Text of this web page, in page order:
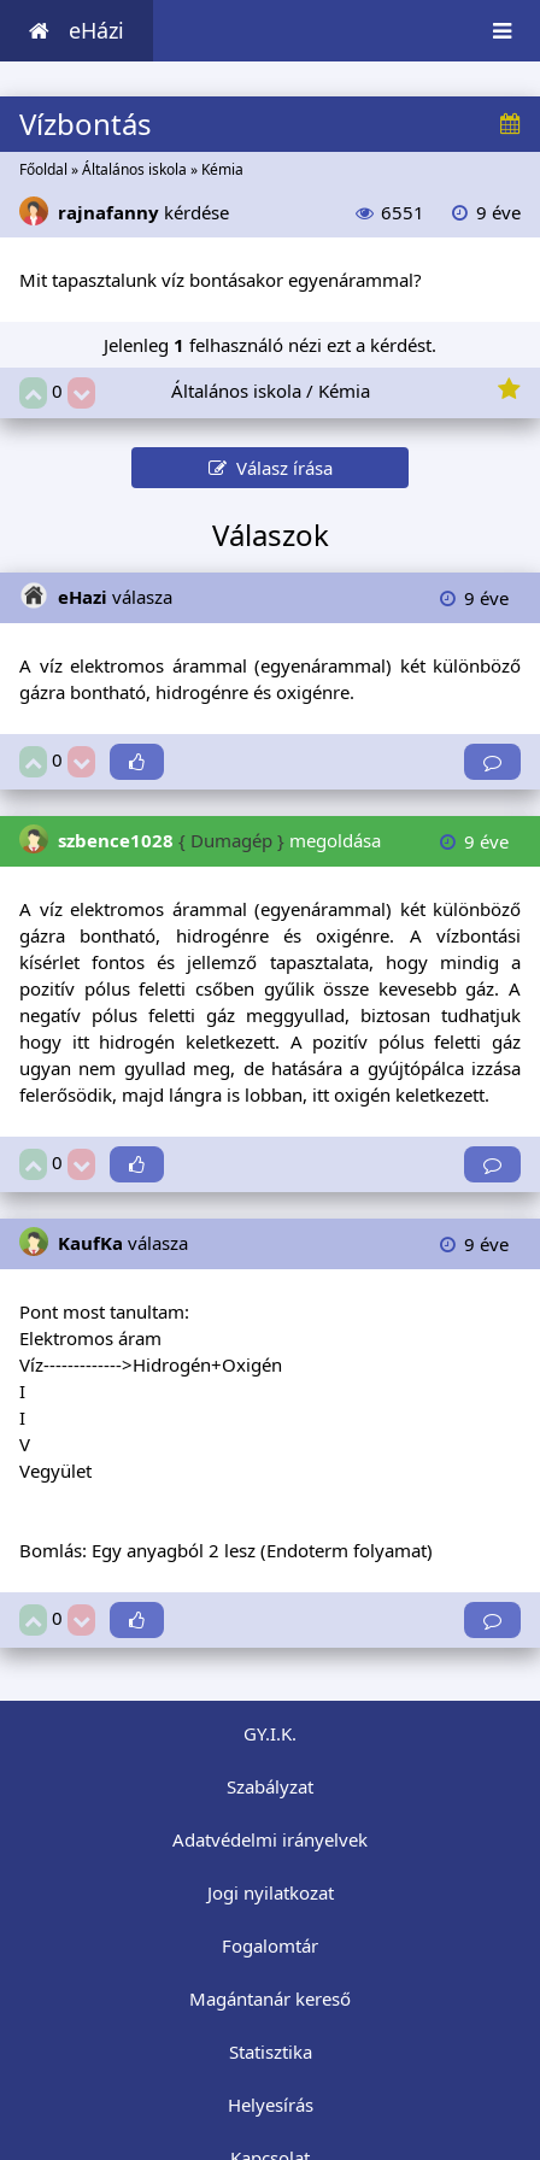
eHázi
Vízbontás
Főoldal »Általános iskola » Kémia
rajnafanny kérdése 6551 9 éve
Mit tapasztalunk víz bontásakor egyenárammal?
Jelenleg 1 felhasználó nézi ezt a kérdést.
0
Általános iskola / Kémia
Válasz írása
Válaszok
eHazi válasza 9 éve
A víz elektromos árammal (egyenárammal) két különböző
gázra bontható, hidrogénre és oxigénre.
0
szbence1028 { Dumagép } megoldása 9 éve
A víz elektromos árammal (egyenárammal) két különböző
gázra bontható, hidrogénre és oxigénre. A vízbontási
kísérlet fontos és jellemző tapasztalata, hogy mindig a
pozitív pólus feletti csőben gyűlik össze kevesebb gáz. A
negatív pólus feletti gáz meggyullad, biztosan tudhatjuk
hogy itt hidrogén keletkezett. A pozitív pólus feletti gáz
ugyan nem gyullad meg, de hatására a gyújtópálca izzása
felerősödik, majd lángra is lobban, itt oxigén keletkezett.
0
KaufKa válasza 9 éve
Pont most tanultam:
Elektromos áram
Víz------------->Hidrogén+Oxigén
I
I
V
Vegyület
Bomlás: Egy anyagból 2 lesz (Endoterm folyamat)
0
GY.I.K.
Szabályzat
Adatvédelmi irányelvek
Jogi nyilatkozat
Fogalomtár
Magántanár kereső
Statisztika
Helyesírás